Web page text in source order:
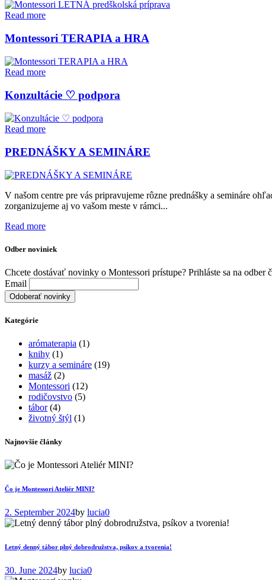
Read more
Montessori TERAPIA a HRA
Read more
Konzultácie ♡ podpora
Read more
PREDNÁŠKY A SEMINÁRE
V našom centre pre vás pripravujeme rôzne prednášky a semináre
zorganizujeme aj vo vašom meste v rámci...
Read more
Odber noviniek
Chcete dostávať novinky o Montessori prístupe? Prihláste sa na odber
Email
Kategórie
arómaterapia (1)
knihy (1)
kurzy a semináre (19)
masáž (2)
Montessori (12)
rodičovstvo (5)
tábor(4)
životný štýl (1)
Najnovšie články
Čo je Montessori Ateliér MINI?
2. September 2024by lucia0
Letný denný tábor plný dobrodružstva, psíkov a tvorenia!
30. June 2024by lucia0